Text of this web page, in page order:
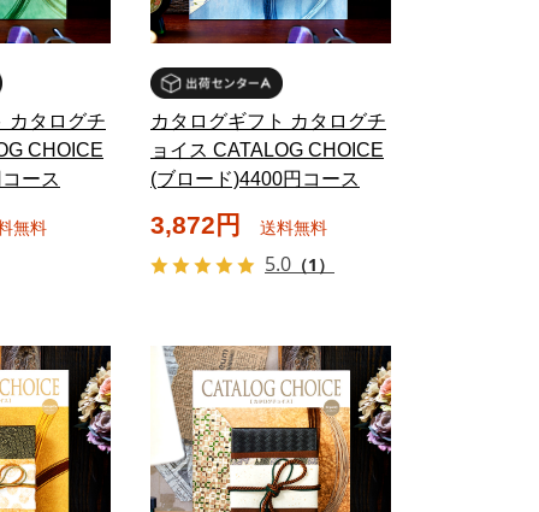
カタログチ
CHOICE
ース
無料
カタログギフト カタログチ
ョイス CATALOG CHOICE
(ブロード)4400円コース
3,872円 送料無料
5.0 （1）